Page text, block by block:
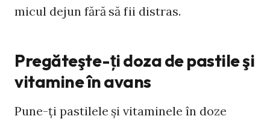
micul dejun fără să fii distras.
Pregăteşte-ţi doza de pastile şi
vitamine în avans
Pune-ţi pastilele şi vitaminele în doze